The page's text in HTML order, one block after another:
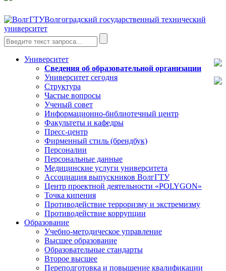
Волгоградский государственный технический
университет
Университет
Сведения об образовательной организации
Университет сегодня
Структура
Частые вопросы
Ученый совет
Информационно-библиотечный центр
Факультеты и кафедры
Пресс-центр
Фирменный стиль (брендбук)
Персоналии
Персональные данные
Медицинские услуги университета
Ассоциация выпускников ВолгГТУ
Центр проектной деятельности «POLYGON»
Точка кипения
Противодействие терроризму и экстремизму
Противодействие коррупции
Образование
Учебно-методическое управление
Высшее образование
Образовательные стандарты
Второе высшее
Переподготовка и повышение квалификации